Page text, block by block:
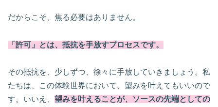
だからこそ、焦る必要はありません。
「許可」とは、抵抗を手放すプロセスです。
その抵抗を、少しずつ、徐々に手放していきましょう。私
たちは、この体験世界において、望みを叶えてもいいので
す。いいえ、 望みを叶えることが、ソースの先端としての